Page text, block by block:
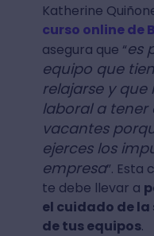
Katherine
curso online de
asegura que “es
equipo que
relajarse y
laboral a
vacantes
ejerces los
empresa”. Esta
te debe llevar a
el cuidado de
de tus equipos.